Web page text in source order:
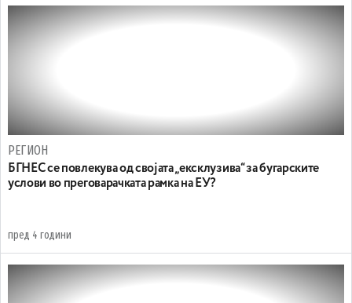
РЕГИОН
БГНЕС се повлекува од својата „ексклузива“ за бугарските
услови во преговарачката рамка на ЕУ?
пред 4 години